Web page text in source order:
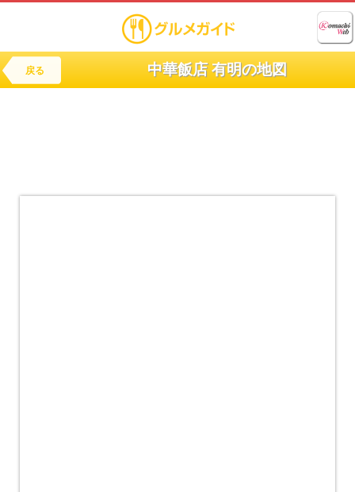
戻る 中華飯店 有明の地図